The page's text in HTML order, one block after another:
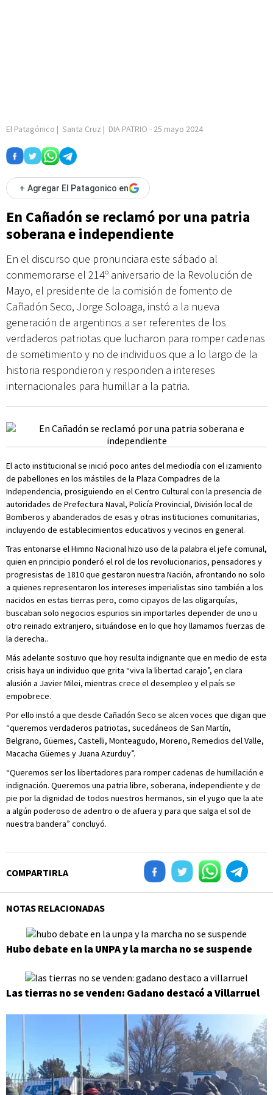
El Patagónico | Santa Cruz | DIA PATRIO - 25 mayo 2024
+ Agregar El Patagonico en
En Cañadón se reclamó por una patria
soberana e independiente
En el discurso que pronunciara este sábado al
conmemorarse el 214º aniversario de la Revolución de
Mayo, el presidente de la comisión de fomento de
Cañadón Seco, Jorge Soloaga, instó a la nueva
generación de argentinos a ser referentes de los
verdaderos patriotas que lucharon para romper cadenas
de sometimiento y no de individuos que a lo largo de la
historia respondieron y responden a intereses
internacionales para humillar a la patria.
El acto institucional se inició poco antes del mediodía con el izamiento
de pabellones en los mástiles de la Plaza Compadres de la
Independencia, prosiguiendo en el Centro Cultural con la presencia de
autoridades de Prefectura Naval, Policía Provincial, División local de
Bomberos y abanderados de esas y otras instituciones comunitarias,
incluyendo de establecimientos educativos y vecinos en general.
Tras entonarse el Himno Nacional hizo uso de la palabra el jefe comunal,
quien en principio ponderó el rol de los revolucionarios, pensadores y
progresistas de 1810 que gestaron nuestra Nación, afrontando no solo
a quienes representaron los intereses imperialistas sino también a los
nacidos en estas tierras pero, como cipayos de las oligarquías,
buscaban solo negocios espurios sin importarles depender de uno u
otro reinado extranjero, situándose en lo que hoy llamamos fuerzas de
la derecha..
Más adelante sostuvo que hoy resulta indignante que en medio de esta
crisis haya un individuo que grita “viva la libertad carajo”, en clara
alusión a Javier Milei, mientras crece el desempleo y el país se
empobrece.
Por ello instó a que desde Cañadón Seco se alcen voces que digan que
“queremos verdaderos patriotas, sucedáneos de San Martín,
Belgrano, Güemes, Castelli, Monteagudo, Moreno, Remedios del Valle,
Macacha Güemes y Juana Azurduy”.
“Queremos ser los libertadores para romper cadenas de humillación e
indignación. Queremos una patria libre, soberana, independiente y de
pie por la dignidad de todos nuestros hermanos, sin el yugo que la ate
a algún poderoso de adentro o de afuera y para que salga el sol de
nuestra bandera” concluyó.
COMPARTIRLA
NOTAS RELACIONADAS
Hubo debate en la UNPA y la marcha no se suspende
Las tierras no se venden: Gadano destacó a Villarruel